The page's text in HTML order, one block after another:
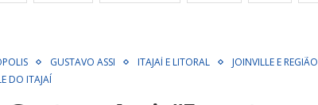
GUSTAVO ASSI ITAJAÍ E LITORAL
JOINVILLE E REGIÃO
DO ITAJAÍ